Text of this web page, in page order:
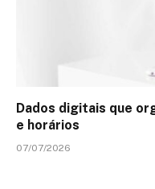
Dados digitais que
e horários
07/07/2026